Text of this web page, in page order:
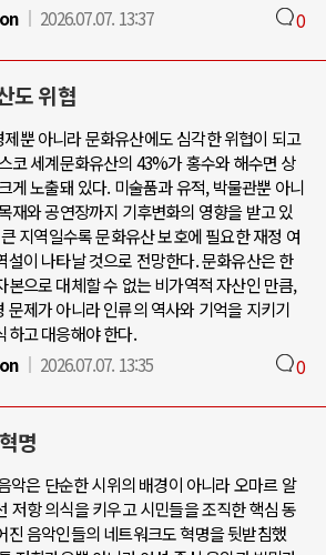
2026.07.07. 13:37 0
도 위협
뿐 아니라 문화유산에도 심각한 위협이 되고
코 세계문화유산의 43%가 홍수와 해수면 상
게 노출돼 있다. 미술품과 유적, 박물관뿐 아니
재와 공연장까지 기후변화의 영향을 받고 있
지역일수록 문화유산 보호에 필요한 재정 여
설이 나타날 것으로 전망한다. 문화유산은 한
본으로 대체할 수 없는 비가역적 자산인 만큼,
문제가 아니라 인류의 역사와 기억을 지키기
하고 대응해야 한다.
2026.07.07. 13:35 0
명
악은 단순한 시위의 배경이 아니라 오마르 알
저항 의식을 키우고 시민들을 조직한 핵심 동
진 음악인들의 네트워크도 혁명을 뒷받침했